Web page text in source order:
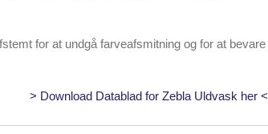
for at undgå farveafsmitning og for at bevare
> Download Datablad for Zebla Uldvask her <